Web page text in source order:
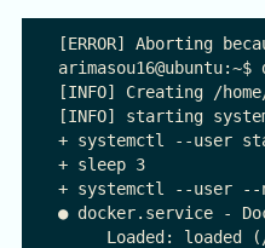
[ERROR] Aborting
[INFO] Creating /
[INFO] starting
+ systemctl --user
+ sleep 3
+ systemctl --user
● docker.service -
Loaded: loaded